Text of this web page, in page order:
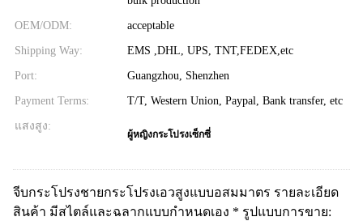
OEM/ODM: acceptable
Shipping Way: EMS ,DHL, UPS, TNT,FEDEX,etc
Port: Guangzhou, Shenzhen
Payment Terms: T/T, Western Union, Paypal, Bank transfer, etc
แสงสูง:
ผู้หญิงกระโปรงเซ็กซี่
จีบกระโปรงชายกระโปรงเอวสูงแบบอสมมาตร รายละเอียด
สินค้า มีสไตล์และฉลากแบบกำหนดเอง * รูปแบบการขาย: